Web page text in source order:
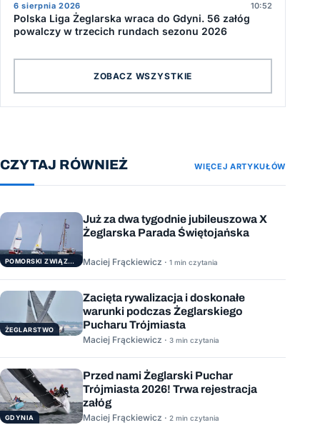
6 sierpnia 2026 10:52
Polska Liga Żeglarska wraca do Gdyni. 56 załóg
powalczy w trzecich rundach sezonu 2026
ZOBACZ WSZYSTKIE
CZYTAJ RÓWNIEŻ WIĘCEJ ARTYKUŁÓW
POMORSKI ZWIĄZEK ŻEGLARSKI
Już za dwa tygodnie jubileuszowa X
Żeglarska Parada Świętojańska
Maciej Frąckiewicz · 1 min czytania
ŻEGLARSTWO
Zacięta rywalizacja i doskonałe
warunki podczas Żeglarskiego
Pucharu Trójmiasta
Maciej Frąckiewicz · 3 min czytania
GDYNIA
Przed nami Żeglarski Puchar
Trójmiasta 2026! Trwa rejestracja
załóg
Maciej Frąckiewicz · 2 min czytania